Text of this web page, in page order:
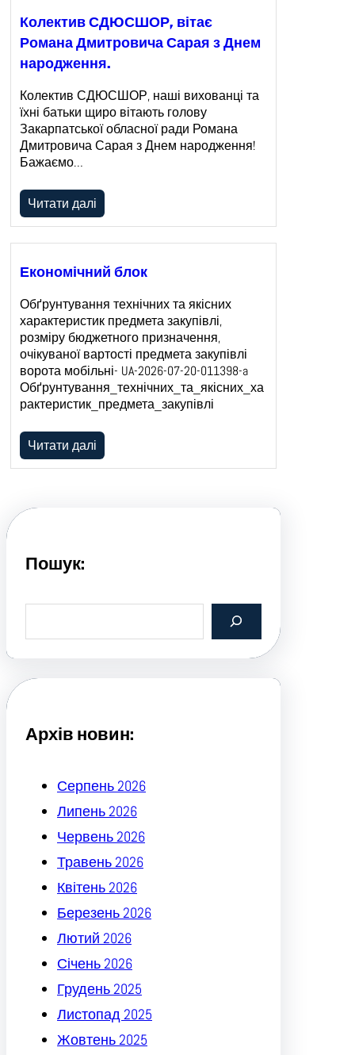
Колектив СДЮСШОР, вітає
Романа Дмитровича Сарая з Днем
народження.
Колектив СДЮСШОР, наші вихованці та
їхні батьки щиро вітають голову
Закарпатської обласної ради Романа
Дмитровича Сарая з Днем народження!
Бажаємо…
Читати далі
Економічний блок
Обґрунтування технічних та якісних
характеристик предмета закупівлі,
розміру бюджетного призначення,
очікуваної вартості предмета закупівлі
ворота мобільні- UA-2026-07-20-011398-a
Обґрунтування_технічних_та_якісних_ха
рактеристик_предмета_закупівлі
Читати далі
Пошук:
a
c
Архів новин:
Серпень 2026
Липень 2026
Червень 2026
Травень 2026
Квітень 2026
Березень 2026
Лютий 2026
Січень 2026
Грудень 2025
Листопад 2025
Жовтень 2025